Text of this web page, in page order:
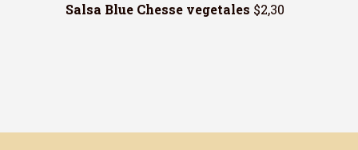
Salsa Blue Chesse vegetales $2,30